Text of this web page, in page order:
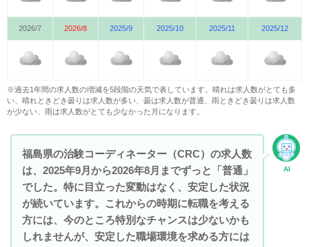
2026/7 2026/8 2025/9 2025/10 2025/11 2025/12
※過去1年間の求人数の増減を5段階の天気で表しています。晴れは求人数がとても多
い、晴れときどき曇りは求人数が多い、曇は求人数が普通、雨ときどき曇りは求人数
が少ない、雨は求人数がとても少なかった月になります。
AI
福島県の治験コーディネーター（CRC）の求人数
は、2025年9月から2026年8月までずっと「普通」
でした。特に目立った変動はなく、安定した状況
が続いています。これからの時期に転職を考える
方には、今のところ特別なチャンスは少ないかも
しれませんが、安定した職場環境を求める方には